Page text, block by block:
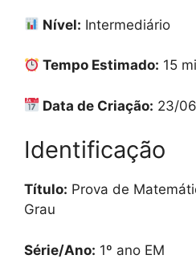
Nível: Intermediário
Tempo Estimado: 15
Data de Criação: 23/
Identificação
Título: Prova de
Grau
Série/Ano: 1º ano EM